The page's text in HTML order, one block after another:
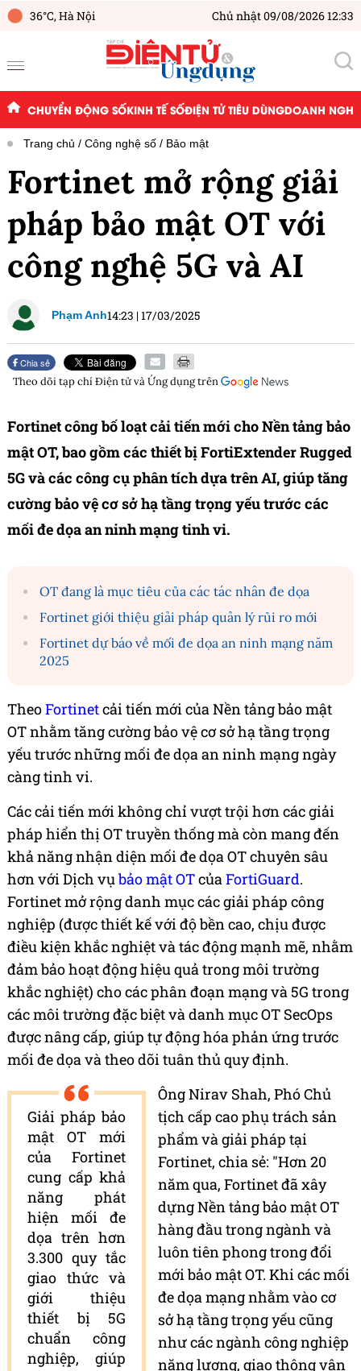
36°C,Hà Nội Chủ nhật 09/08/2026 12:33
CHUYỂN ĐỘNG SỐKINH TẾ SỐĐIỆN TỬ TIÊU DÙNGDOANH
Trang chủ Công nghệ số Bảo mật
Fortinet mở rộng giải
pháp bảo mật OT với
công nghệ 5G và AI
Phạm Anh14:23 |17/03/2025
Chia sẻ
Theo dõi tạp chíĐiện tử và Ứng dụngtrên
Fortinet công bố loạt cải tiến mới cho Nền tảng bảo
mật OT, bao gồm các thiết bị FortiExtender Rugged
5G và các công cụ phân tích dựa trên AI, giúp tăng
cường bảo vệ cơ sở hạ tầng trọng yếu trước các
mối đe dọa an ninh mạng tinh vi.
OT đang là mục tiêu của các tác nhân đe dọa
Fortinet giới thiệu giải pháp quản lý rủi ro mới
Fortinet dự báo về mối đe dọa an ninh mạng năm
2025
TheoFortinetcải tiến mới của Nền tảng bảo mật
OT nhằm tăng cường bảo vệ cơ sở hạ tầng trọng
yếu trước những mối đe dọa an ninh mạng ngày
càng tinh vi.
Các cải tiến mới không chỉ vượt trội hơn các giải
pháp hiển thị OT truyền thống mà còn mang đến
khả năng nhận diện mối đe dọa OT chuyên sâu
hơn với Dịch vụbảo mật OTcủaFortiGuard.
Fortinet mở rộng danh mục các giải pháp công
nghiệp (được thiết kế với độ bền cao, chịu được
điều kiện khắc nghiệt và tác động mạnh mẽ, nhằm
đảm bảo hoạt động hiệu quả trong môi trường
khắc nghiệt) cho các phân đoạn mạng và 5G trong
các môi trường đặc biệt và danh mục OT SecOps
được nâng cấp, giúp tự động hóa phản ứng trước
mối đe dọa và theo dõi tuân thủ quy định.
Giải pháp bảo
mật OT mới
của Fortinet
cung cấp khả
năng phát
hiện mối đe
dọa trên hơn
3.300 quy tắc
giao thức và
giới thiệu
thiết bị 5G
chuẩn công
nghiệp, giúp
Ông Nirav Shah, Phó Chủ
tịch cấp cao phụ trách sản
phẩm và giải pháp tại
Fortinet, chia sẻ: "Hơn 20
năm qua, Fortinet đã xây
dựng Nền tảng bảo mật OT
hàng đầu trong ngành và
luôn tiên phong trong đổi
mới bảo mật OT. Khi các mối
đe dọa mạng nhằm vào cơ
sở hạ tầng trọng yếu cũng
như các ngành công nghiệp
năng lượng, giao thông vận